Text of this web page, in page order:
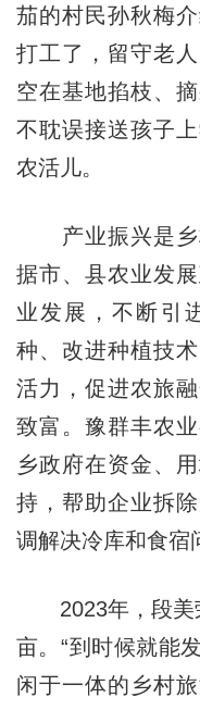
茄的村民孙秋梅
打工了，留守老
空在基地掐枝、
不耽误接送孩子
农活儿。
产业振兴是乡
据市、县农业发
业发展，不断引
种、改进种植技
活力，促进农旅
致富。豫群丰农
乡政府在资金、
持，帮助企业拆
调解决冷库和食宿
2023年，段美
亩。“到时候就能
闲于一体的乡村